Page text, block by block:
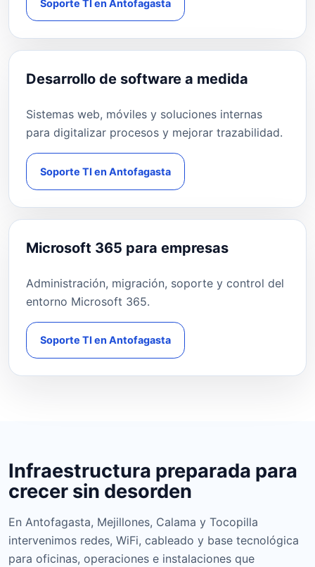
Soporte TI en Antofagasta
Desarrollo de software a medida
Sistemas web, móviles y soluciones internas
para digitalizar procesos y mejorar trazabilidad.
Soporte TI en Antofagasta
Microsoft 365 para empresas
Administración, migración, soporte y control del
entorno Microsoft 365.
Soporte TI en Antofagasta
Infraestructura preparada para
crecer sin desorden
En Antofagasta, Mejillones, Calama y Tocopilla
intervenimos redes, WiFi, cableado y base tecnológica
para oficinas, operaciones e instalaciones que